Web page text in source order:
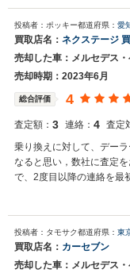
買取店からの返信
お世話になっておりま
度はネクステージをご
た。 今後もご満足いただけるよう精進してまいります。 スタッフ一
同、またのご利用お待
投稿者：ポッキー都道府県： 愛
買取店名： ネクステージ
売却した車：メルセデス
売却時期：2023年6月
総合評価 4
査定額： 3 連絡： 4 査定
乗り換えに対して、デー
なると思い，数社に査定
で、2度目以降の連絡を最
て、即答してもらえての
買取店からの返信
お世話になっておりま
度はネクステージをご
た。 弊社ではBクラスのような輸入車の専門店を展開している関係も
投稿者：タモサク都道府県： 東
買取店名： カーセブン
売却した車：メルセデス